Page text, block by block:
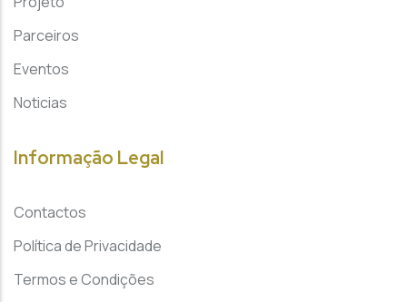
Parceiros
Eventos
Noticias
Informação Legal
Contactos
Política de Privacidade
Termos e Condições